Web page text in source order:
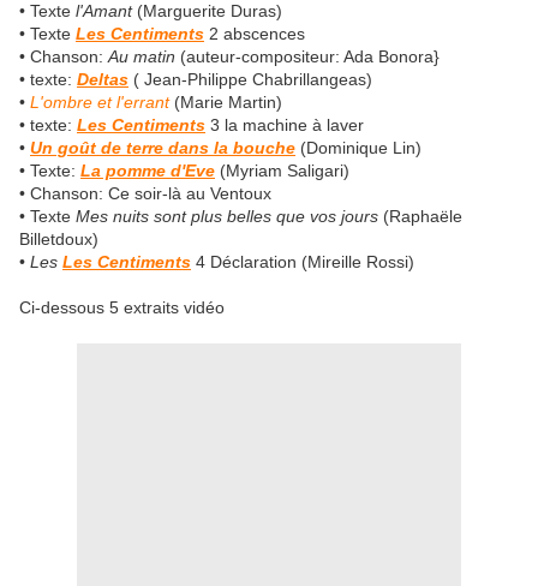
• Texte l'Amant(Marguerite Duras)
• Texte Les Centiments 2 abscences
• Chanson: Au matin (auteur-compositeur: Ada Bonora}
• texte: Deltas ( Jean-Philippe Chabrillangeas)
• L'ombre et l'errant (Marie Martin)
• texte: Les Centiments 3 la machine à laver
• Un goût de terre dans la bouche (Dominique Lin)
• Texte: La pomme d'Eve (Myriam Saligari)
• Chanson: Ce soir-là au Ventoux
• Texte Mes nuits sont plus belles que vos jours (Raphaële
Billetdoux)
• Les Les Centiments 4 Déclaration (Mireille Rossi)
Ci-dessous 5 extraits vidéo